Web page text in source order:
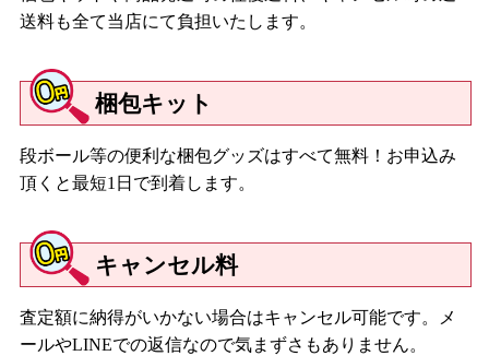
送料も全て当店にて負担いたします。
梱包キット
段ボール等の便利な梱包グッズはすべて無料！お申込み
頂くと最短1日で到着します。
キャンセル料
査定額に納得がいかない場合はキャンセル可能です。メ
ールやLINEでの返信なので気まずさもありません。